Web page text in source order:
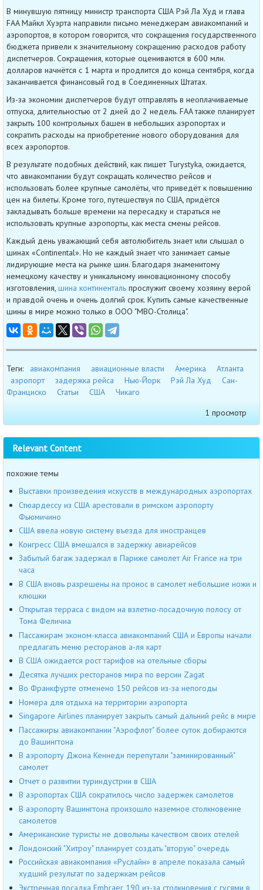
В минувшую пятницу министр транспорта США Рэй Ла Худ и глава
FAA Майкл Хуэрта направили письмо менеджерам авиакомпаний и
аэропортов, в котором говорится, что сокращения государственного
бюджета привели к значительному сокращению расходов работу
диспетчеров. Сокращения, которые оцениваются в 600 млн.
долларов начнётся с 1 марта и продлится до конца сентября, когда
заканчивается финансовый год в Соединенных Штатах.
Из-за экономии диспетчеров будут отправлять в неоплачиваемые
отпуска, длительностью от 2 дней до 2 недель. FAA также планирует
закрыть 100 контрольных башен в небольших аэропортах и
сократить расходы на приобретение нового оборудования для
всех аэропортов.
В результате подобных действий, как пишет Turystyka, ожидается,
что авиакомпании будут сокращать количество рейсов и
использовать более крупные самолёты, что приведёт к повышению
цен на билеты. Кроме того, путешествуя по США, придётся
закладывать больше времени на пересадку и стараться не
использовать крупные аэропорты, как места смены рейсов.
Каждый день уважающий себя автолюбитель знает или слышал о
шинах «Continental». Но не каждый знает что занимает самые
лидирующие места на рынке шин. Благодаря знаменитому
немецкому качеству и уникальному инновационному способу
изготовления, шина континенталь прослужит своему хозяину верой
и правдой очень и очень долгий срок. Купить самые качественные
шины в мире можно только в ООО "МВО-Столица".
Теги: авиакомпания авиационные власти Америка
Атланта
аэропорт
задержка рейса Нью-Йорк Рэй Ла Худ
Сан-
Франциско
Статьи США
Чикаго
1 просмотр
Relevant Content
похожие темы
Выставки произведения искусств в международных аэропортах
Стюардессу из США арестовали в римском аэропорту
Фьюмичино
США ввела новую систему въезда для иностранцев
Конгресс США вмешался в задержку авиарейсов
Забытый багаж задержал в Париже самолет Air France на три
часа
В США вновь разрешены на пронос в самолет небольшие ножи и
клюшки
Открытая терраса с видом на взлетно-посадочную полосу от
Тома Феличиа
Пассажирам эконом-класса авиакомпаний США и Европы начали
предлагать меню ресторанов а-ля карт
В США ожидается рост тарифов на отельные сборы
Десятка лучших ресторанов мира по версии Zagat
Во Франкфурте отменено 150 рейсов из-за непогоды
Номера для отдыха на территории аэропорта
Singapore Airlines планирует закрыть самый дальний рейс в мире
Пассажиры авиакомпании "Аэрофлот" более суток добираются
до Вашингтона
В аэропорту Джона Кеннеди перепутали "заминированный"
самолет
Отчет о развитии туриндустрии в США
В аэропортах США сократилось число задержек самолетов
В аэропорту Вашингтона произошло наземное столкновение
самолетов
Американские туристы не довольны качеством своих отелей
Лондонский "Хитроу" планирует создать "вторую" очередь
Российская авиакомпания «Руслайн» в апреле показала самый
худший результат по задержкам рейсов
Экстренная посадка Embraer 190 из-за столкновения с гусями в